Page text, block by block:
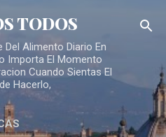
content
TODOS
Del Alimento Diario En
Importa El Momento
Cuando Sientas El
Hacerlo,